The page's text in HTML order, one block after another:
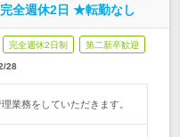
全週休2日 ★転勤なし
完全週休2日制 第二新卒歓迎
28
業務をしていただきます。